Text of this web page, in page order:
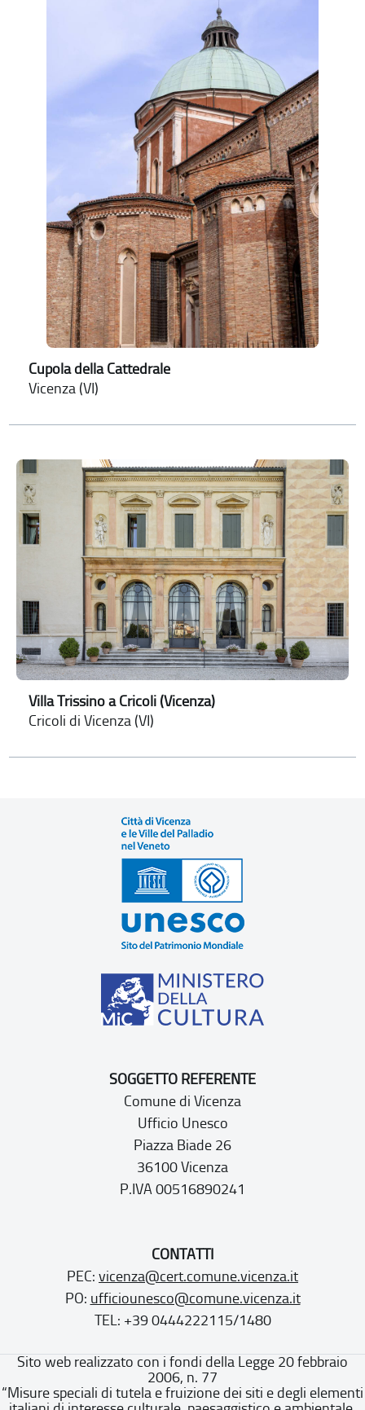
Cupola della Cattedrale
Vicenza (VI)
Villa Trissino a Cricoli (Vicenza)
Cricoli di Vicenza (VI)
SOGGETTO REFERENTE
Comune di Vicenza
Ufficio Unesco
Piazza Biade 26
36100 Vicenza
P.IVA 00516890241
CONTATTI
PEC: vicenza@cert.comune.vicenza.it
PO: ufficiounesco@comune.vicenza.it
TEL: +39 0444222115/1480
Sito web realizzato con i fondi della Legge 20 febbraio
2006, n. 77
“Misure speciali di tutela e fruizione dei siti e degli elementi